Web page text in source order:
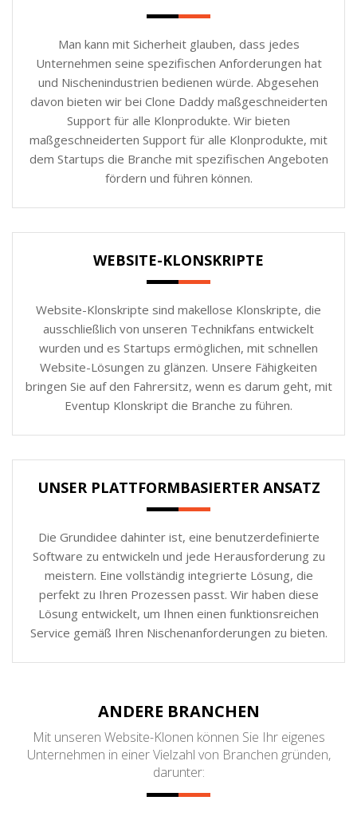
Man kann mit Sicherheit glauben, dass jedes
Unternehmen seine spezifischen Anforderungen hat
und Nischenindustrien bedienen würde. Abgesehen
davon bieten wir bei Clone Daddy maßgeschneiderten
Support für alle Klonprodukte. Wir bieten
maßgeschneiderten Support für alle Klonprodukte, mit
dem Startups die Branche mit spezifischen Angeboten
fördern und führen können.
WEBSITE-KLONSKRIPTE
Website-Klonskripte sind makellose Klonskripte, die
ausschließlich von unseren Technikfans entwickelt
wurden und es Startups ermöglichen, mit schnellen
Website-Lösungen zu glänzen. Unsere Fähigkeiten
bringen Sie auf den Fahrersitz, wenn es darum geht, mit
Eventup Klonskript die Branche zu führen.
UNSER PLATTFORMBASIERTER ANSATZ
Die Grundidee dahinter ist, eine benutzerdefinierte
Software zu entwickeln und jede Herausforderung zu
meistern. Eine vollständig integrierte Lösung, die
perfekt zu Ihren Prozessen passt. Wir haben diese
Lösung entwickelt, um Ihnen einen funktionsreichen
Service gemäß Ihren Nischenanforderungen zu bieten.
ANDERE BRANCHEN
Mit unseren Website-Klonen können Sie Ihr eigenes
Unternehmen in einer Vielzahl von Branchen gründen,
darunter: